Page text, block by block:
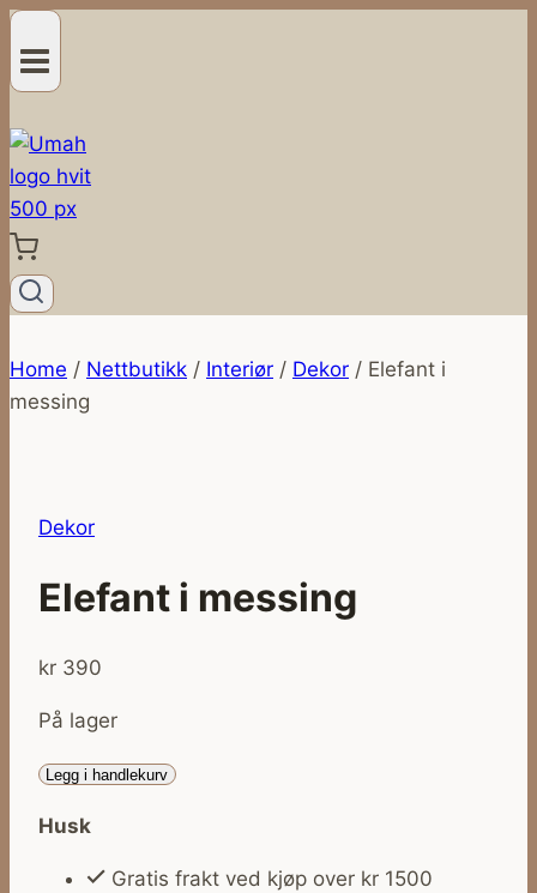
Skip
to
content
Home / Nettbutikk / Interiør / Dekor / Elefant i
messing
Dekor
Elefant i messing
kr 390
På lager
Elefant
messing
antall
Legg i handlekurv
Husk
Gratis frakt ved kjøp over kr 1500